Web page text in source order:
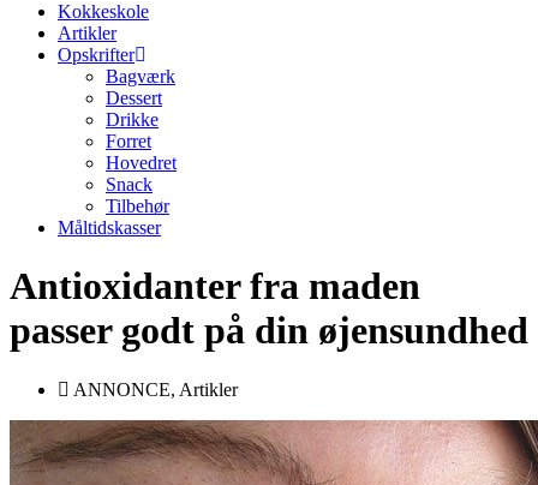
Kokkeskole
Artikler
Opskrifter
Bagværk
Dessert
Drikke
Forret
Hovedret
Snack
Tilbehør
Måltidskasser
Antioxidanter fra maden
passer godt på din øjensundhed
ANNONCE, Artikler